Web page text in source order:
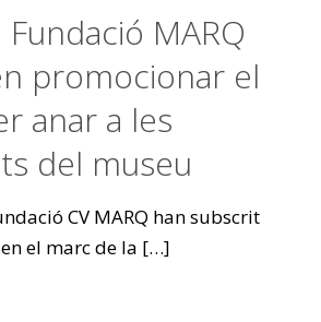
Fundació MARQ
promocionar el
anar a les
del museu
CV MARQ han subscrit
el marc de la […]